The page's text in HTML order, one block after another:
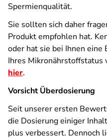
Spermienqualität.
Sie sollten sich daher
Produkt empfohlen hat.
oder hat sie bei Ihnen
Ihres Mikronährstoffstatus
hier.
Vorsicht Überdosierung
Seit unserer ersten
die Dosierung einiger
plus verbessert. Dennoch